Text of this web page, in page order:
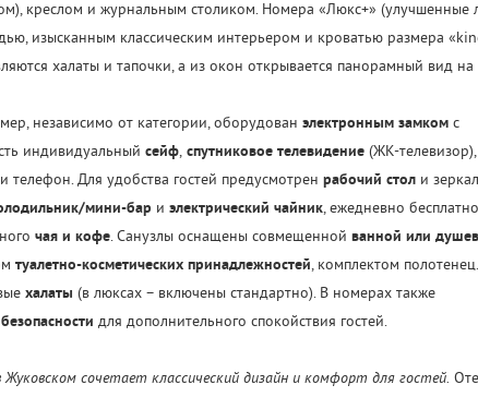
креслом и журнальным столиком. Номера «Люкс+» (улучшенные
изысканным классическим интерьером и кроватью размера
халаты и тапочки, а из окон открывается панорамный вид на
независимо от категории, оборудован электронным замкомс
индивидуальный сейф, спутниковое телевидение(ЖК-телевизор),
и телефон. Для удобства гостей предусмотрен рабочий столи
мини-бар и электрический чайник, ежедневно бесплатно
чая и кофе. Санузлы оснащены совмещенной ванной или
туалетно-косметических принадлежностей, комплектом
халаты (в люксах – включены стандартно). В номерах также
для дополнительного спокойствия гостей.
сочетает классический дизайн и комфорт для гостей.